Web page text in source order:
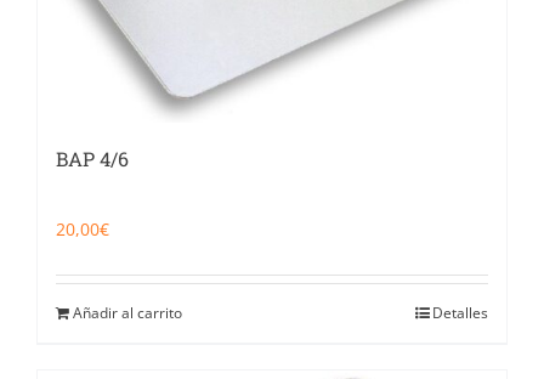
BAP 4/6
20,00€
Añadir al carrito Detalles